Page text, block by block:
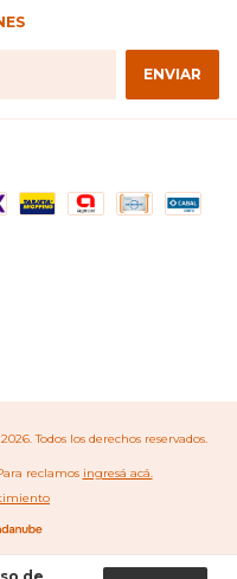
Todos los derechos reservados.
reclamos ingresá acá.